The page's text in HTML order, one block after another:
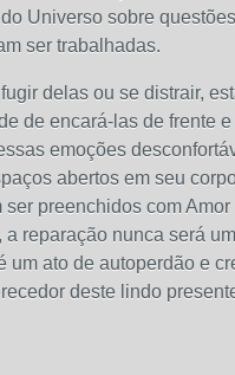
Universo sobre
ser trabalhadas.
delas ou se distrair,
de encará-las de frente
emoções
abertos em seu
ser preenchidos com
a reparação nunca será
um ato de autoperdão e
deste lindo